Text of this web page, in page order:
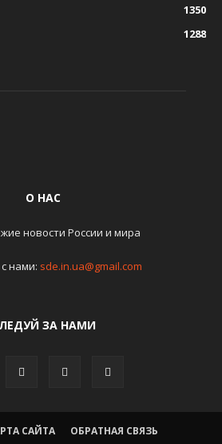
1350
1288
О НАС
новости России и мира
нами: sde.in.ua@gmail.com
ЗА НАМИ
САЙТА ОБРАТНАЯ СВЯЗЬ